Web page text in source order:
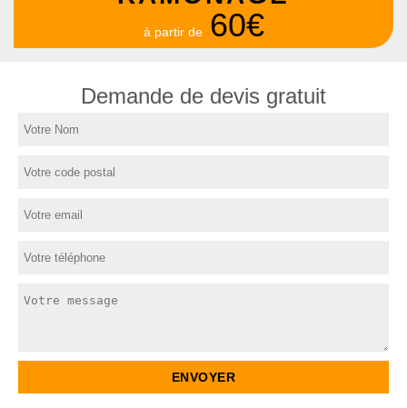
à partir de 60€
Demande de devis gratuit